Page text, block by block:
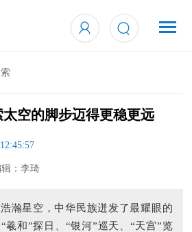
空的脚步迈得更稳更远
：李琦
瀚星空，中华民族迸发了最耀眼的
羲和”探日、“银河”巡天、“天宫”览